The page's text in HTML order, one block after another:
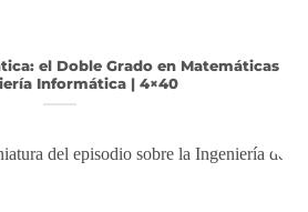
el Doble Grado en Matemáticas
Informática | 4×40